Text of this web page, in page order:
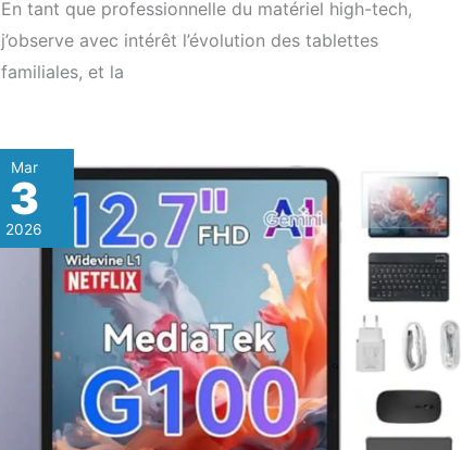
En tant que professionnelle du matériel high-tech,
j’observe avec intérêt l’évolution des tablettes
familiales, et la
Mar
3
2026